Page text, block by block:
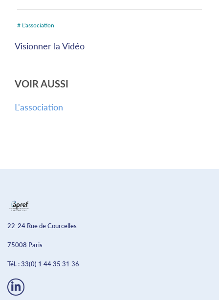
# L'association
Visionner la Vidéo
VOIR AUSSI
L'association
22-24 Rue de Courcelles
75008 Paris
Tél. :33(0) 1 44 35 31 36